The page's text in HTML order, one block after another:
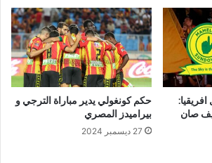
صان
حكم كونغولي يدير مباراة الترجي و
بيراميدز المصري
27 ديسمبر 2024